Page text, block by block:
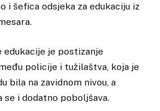
i šefica odsjeka za edukaciju iz
edukacije je postizanje
policije i tužilaštva, koja je
bila na zavidnom nivou, a
i dodatno poboljšava.